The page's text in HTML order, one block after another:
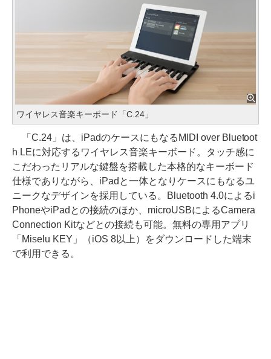
ワイヤレス音楽キーボード「C.24」
「C.24」は、iPadのケースにもなるMIDI over Bluetoot
h LEに対応するワイヤレス音楽キーボード。タッチ感に
こだわったリアルな鍵盤を搭載した本格的なキーボード
仕様でありながら、iPadと一体となりケースにもなるユ
ニークなデザインを採用している。Bluetooth 4.0によるi
PhoneやiPadとの接続のほか、microUSBによるCamera
Connection Kitなどとの接続も可能。無料の専用アプリ
「Miselu KEY」（iOS 8以上）をダウンロードした端末
で利用できる。